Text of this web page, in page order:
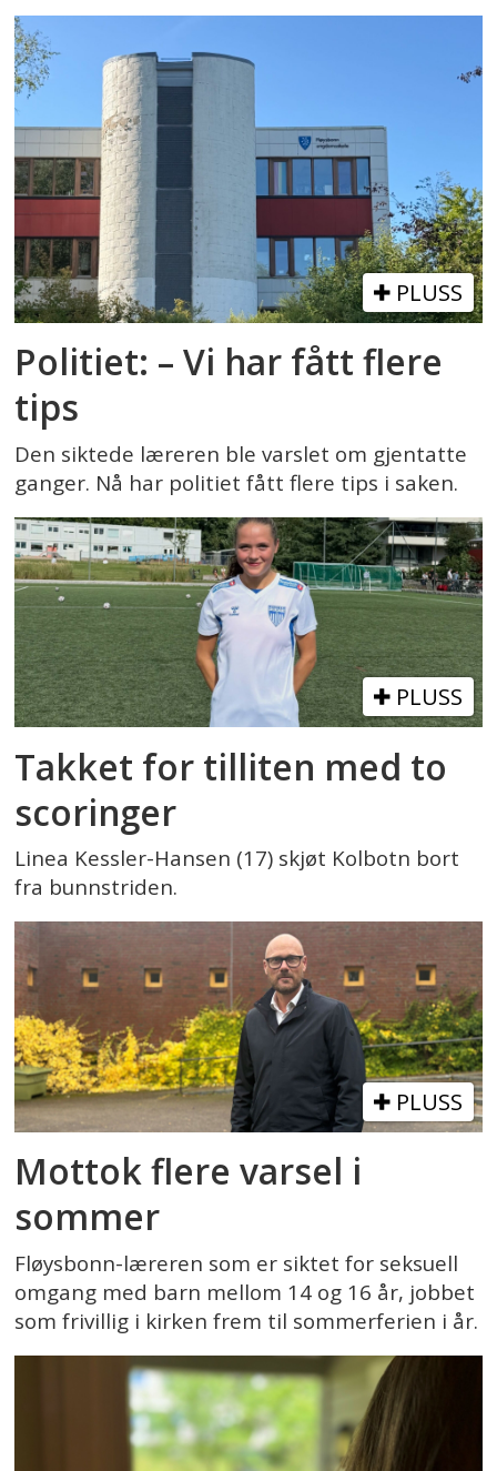
PLUSS
Politiet: – Vi har fått flere
tips
Den siktede læreren ble varslet om gjentatte
ganger. Nå har politiet fått flere tips i saken.
PLUSS
Takket for tilliten med to
scoringer
Linea Kessler-Hansen (17) skjøt Kolbotn bort
fra bunnstriden.
PLUSS
Mottok flere varsel i
sommer
Fløysbonn-læreren som er siktet for seksuell
omgang med barn mellom 14 og 16 år, jobbet
som frivillig i kirken frem til sommerferien i år.